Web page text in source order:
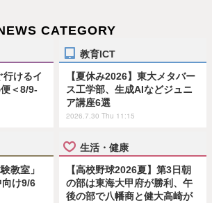
CATEGORY
行けるイ
＜8/9-
教育ICT
【夏休み2026】東大メタバー
ス工学部、生成AIなどジュニ
ア講座6選
2026.7.30 Thu 11:15
教室」
け9/6
生活・健康
【高校野球2026夏】第3日朝
の部は東海大甲府が勝利、午
後の部で八幡商と健大高崎が